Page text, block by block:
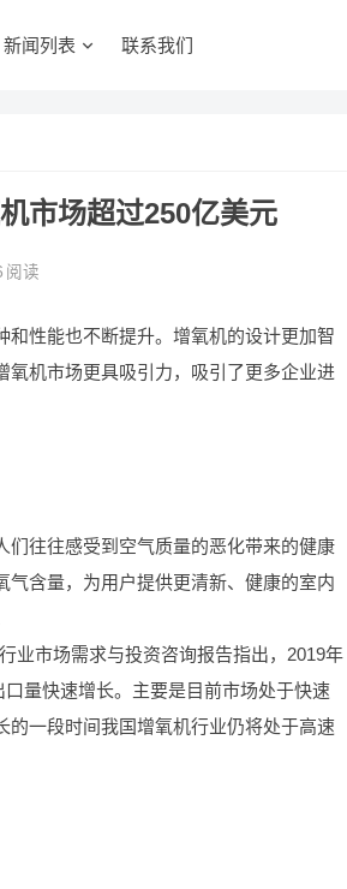
新闻列表 联系我们
市场超过250亿美元
阅读
性能也不断提升。增氧机的设计更加智
氧机市场更具吸引力，吸引了更多企业进
们往往感受到空气质量的恶化带来的健康
含量，为用户提供更清新、健康的室内
业市场需求与投资咨询报告指出，2019年
量快速增长。主要是目前市场处于快速
一段时间我国增氧机行业仍将处于高速